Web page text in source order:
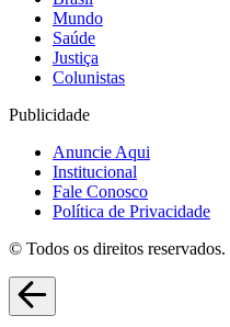
Mundo
Saúde
Justiça
Colunistas
Publicidade
Anuncie Aqui
Institucional
Fale Conosco
Política de Privacidade
© Todos os direitos